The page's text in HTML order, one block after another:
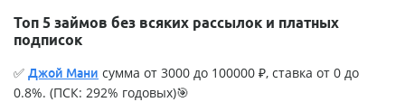
Топ 5 займов без всяких рассылок и платных
подписок
✅ Джой Мани сумма от 3000 до 100000 ₽, ставка от 0 до
0.8%. (ПСК: 292% годовых)🎯